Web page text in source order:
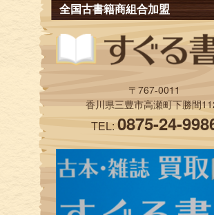
全国古書籍商組合加盟
〒767-0011
香川県三豊市高瀬町下勝間
TEL:0875-24-